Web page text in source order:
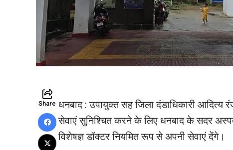
Share धनबाद : उपायुक्त सह जिला दंडाधिकारी आदित्य
सेवाएं सुनिश्चित करने के लिए धनबाद के सदर
विशेषज्ञ डॉक्टर नियमित रूप से अपनी सेवाएं देंगे।